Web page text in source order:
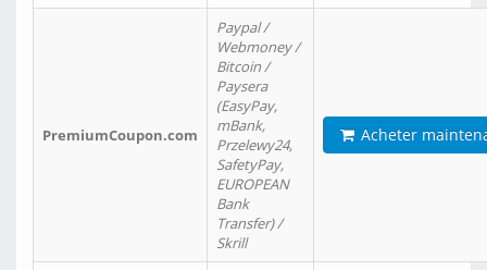
PremiumCoupon.com
Paypal /
Webmoney /
Bitcoin /
Paysera
(EasyPay,
mBank,
Przelewy24,
SafetyPay,
EUROPEAN
Bank
Transfer) /
Skrill
Acheter